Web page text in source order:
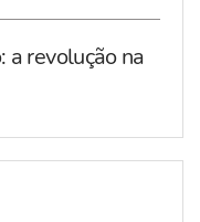
a revolução na